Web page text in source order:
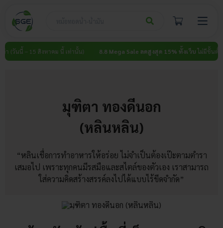
content
(วันนี้ – 15 สิงหาคม นี้ เท่านั้น) 8.8 Mega Sale ลดสูงสุด 15% ทั้งเว็บไม่มีขั้นต่ำ (วั
มุฑิตา ทองดีนอก
(หลินหลิน)
“หลินเชื่อการทำอาหารให้อร่อย ไม่จำเป็นต้องเป๊ะตามตำรา
เสมอไป เพราะทุกคนมีรสมือและสไตล์ของตัวเอง เราสามารถ
ใส่ความคิดสร้างสรรค์ลงไปได้แบบไร้ขีดจำกัด”